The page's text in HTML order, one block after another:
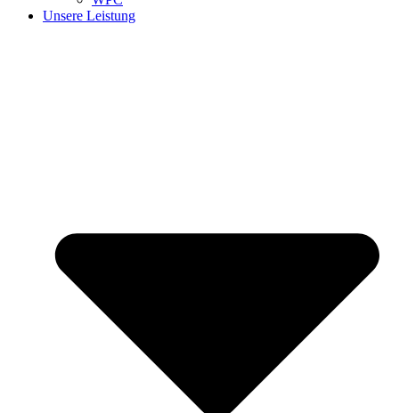
Unsere Leistung